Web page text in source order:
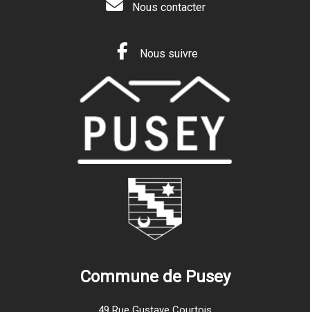
Nous contacter
Nous suivre
Commune de Pusey